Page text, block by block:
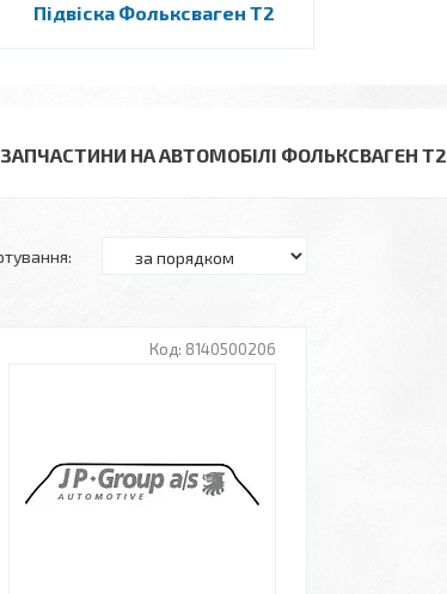
Підвіска Фольксваген Т2
ЗАПЧАСТИНИ НА АВТОМОБІЛІ ФОЛЬКСВАГЕН Т2
8140500206